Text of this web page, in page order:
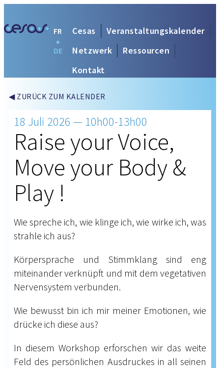
Cesas
Veranstaltungskalender
Netzwerk
Ressourcen
Kontakt
FR
DE
◀ ZURÜCK ZUM KALENDER
18 Juli 2026 — 10h00-13h00
Raise your Voice,
Move your Body &
Play !
Wie spreche ich, wie klinge ich, wie wirke ich, was
strahle ich aus?
Körpersprache und Stimmklang sind eng
miteinander verknüpft und mit dem vegetativen
Nervensystem verbunden.
Wie bewusst bin ich mir meiner Emotionen, wie
drücke ich diese aus?
In diesem Workshop erforschen wir das weite
Feld des persönlichen Ausdruckes in all seinen